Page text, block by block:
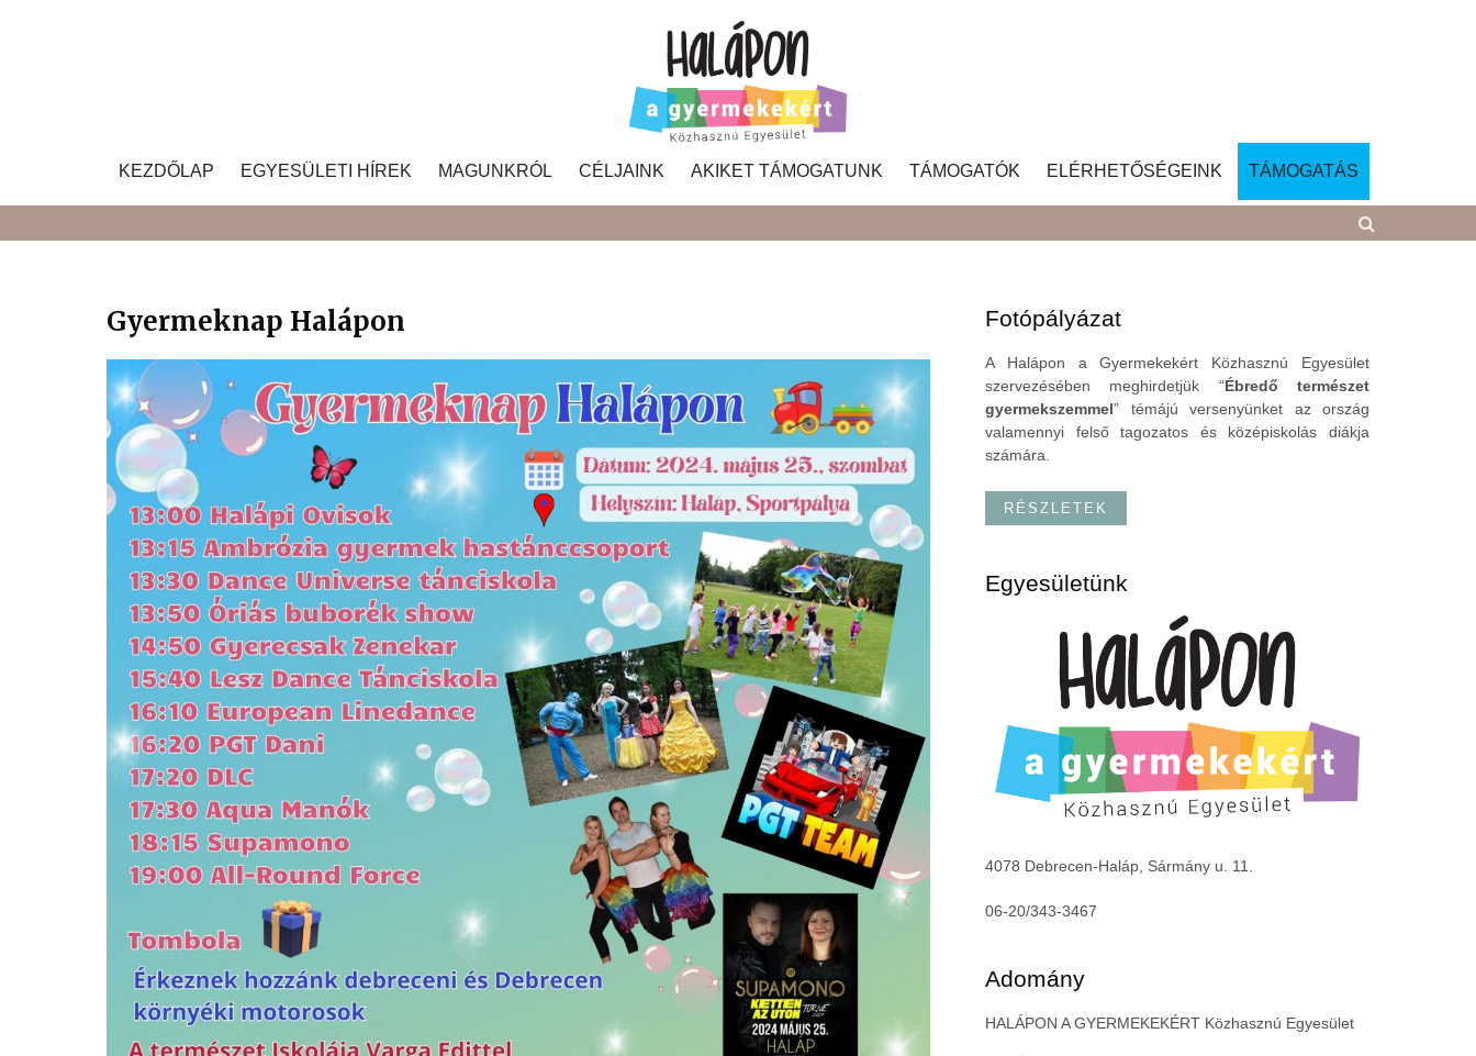
KEZDŐLAP EGYESÜLETI HÍREK MAGUNKRÓL CÉLJAINK AKIKET TÁMOGATUNK TÁMOGATÓK ELÉRHETŐSÉGEINK TÁMOGATÁS
Gyermeknap Halápon Fotópályázat
A Halápon a Gyermekekért Közhasznú Egyesület
szervezésében meghirdetjük “Ébredő természet
gyermekszemmel” témájú versenyünket az ország
valamennyi felső tagozatos és középiskolás diákja
számára.
RÉSZLETEK
Egyesületünk
4078 Debrecen-Haláp, Sármány u. 11.
06-20/343-3467
Adomány
HALÁPON A GYERMEKEKÉRT Közhasznú Egyesület